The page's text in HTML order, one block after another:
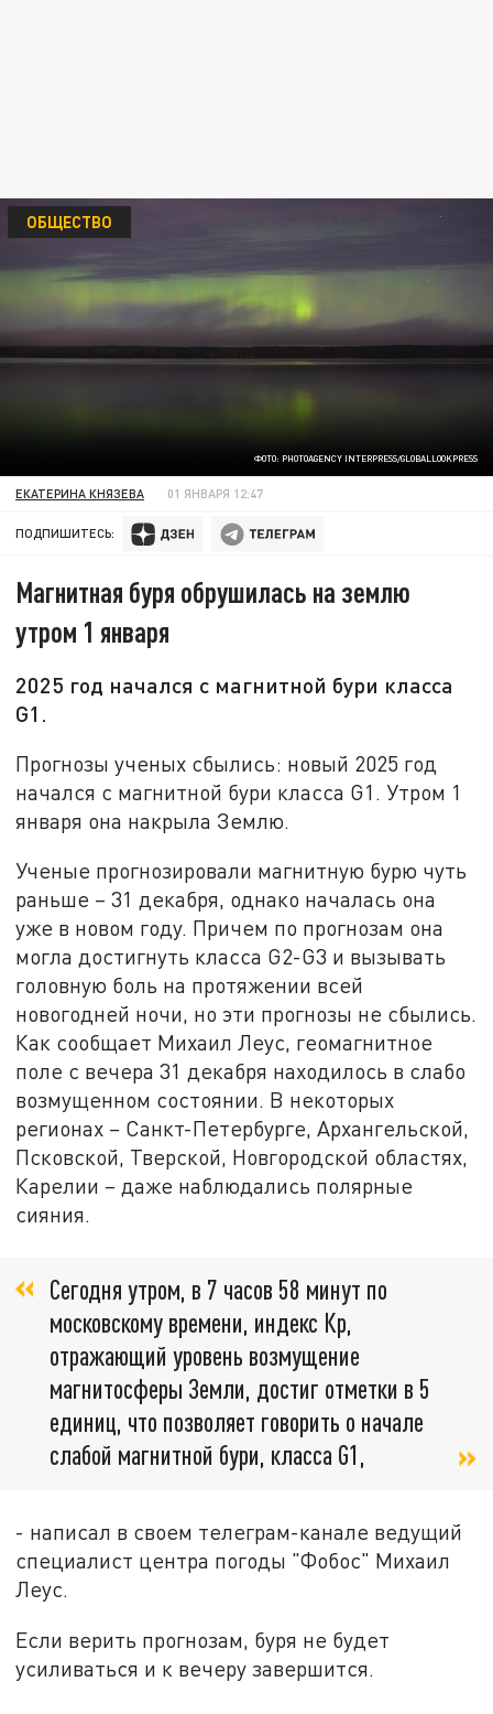
ФОТО: PHOTOAGENCY INTERPRESS/GLOBALLOOKPRESS
ОБЩЕСТВО
ЕКАТЕРИНА КНЯЗЕВА 01 ЯНВАРЯ 12:47
ПОДПИШИТЕСЬ:
Магнитная буря обрушилась на землю
утром 1 января
2025 год начался с магнитной бури класса
G1.
Прогнозы ученых сбылись: новый 2025 год
начался с магнитной бури класса G1. Утром 1
января она накрыла Землю.
Ученые прогнозировали магнитную бурю чуть
раньше – 31 декабря, однако началась она
уже в новом году. Причем по прогнозам она
могла достигнуть класса G2-G3 и вызывать
головную боль на протяжении всей
новогодней ночи, но эти прогнозы не сбылись.
Как сообщает Михаил Леус, геомагнитное
поле с вечера 31 декабря находилось в слабо
возмущенном состоянии. В некоторых
регионах – Санкт-Петербурге, Архангельской,
Псковской, Тверской, Новгородской областях,
Карелии – даже наблюдались полярные
сияния.
Сегодня утром, в 7 часов 58 минут по
московскому времени, индекс Кр,
отражающий уровень возмущение
магнитосферы Земли, достиг отметки в 5
единиц, что позволяет говорить о начале
слабой магнитной бури, класса G1,
- написал в своем телеграм-канале ведущий
специалист центра погоды "Фобос" Михаил
Леус.
Если верить прогнозам, буря не будет
усиливаться и к вечеру завершится.